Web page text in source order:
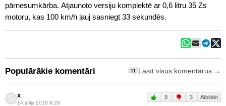
pārnesumkārba. Atjaunoto versiju komplektē ar 0,6 litru 35 Zs
motoru, kas 100 km/h ļauj sasniegt 33 sekundēs.
Populārākie komentāri 11 Lasīt visus komentārus →
x
14.jūlijs 2018 9:29
9 3 Atbildēt